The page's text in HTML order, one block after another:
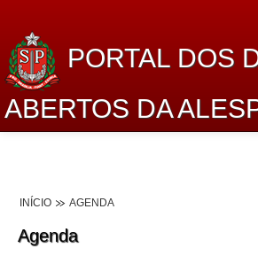
PORTAL DOS
ABERTOS DA
Lei de Acesso à Informação
INÍCIO AGENDA
Agenda